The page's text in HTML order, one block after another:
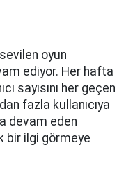
oyun
ediyor. Her hafta
sayısını her geçen
fazla kullanıcıya
devam eden
bir ilgi görmeye